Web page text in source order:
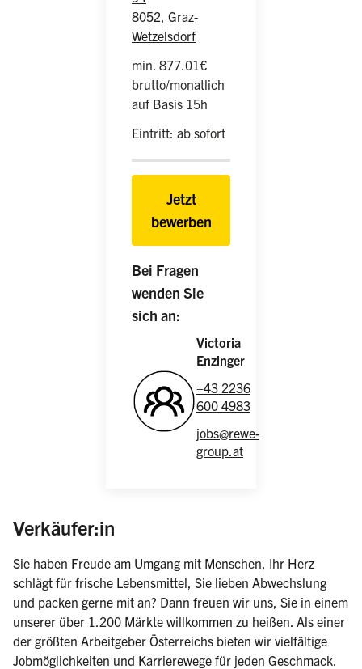
8052, Graz-
Wetzelsdorf
min. 877.01€
brutto/monatlich
auf Basis 15h
Eintritt: ab sofort
Jetzt
bewerben
Bei Fragen
wenden Sie
sich an:
Victoria
Enzinger
+43 2236
600 4983
jobs@rewe-
group.at
Verkäufer:in
Sie haben Freude am Umgang mit Menschen, Ihr Herz
schlägt für frische Lebensmittel, Sie lieben Abwechslung
und packen gerne mit an? Dann freuen wir uns, Sie in einem
unserer über 1.200 Märkte willkommen zu heißen. Als einer
der größten Arbeitgeber Österreichs bieten wir vielfältige
Jobmöglichkeiten und Karrierewege für jeden Geschmack.